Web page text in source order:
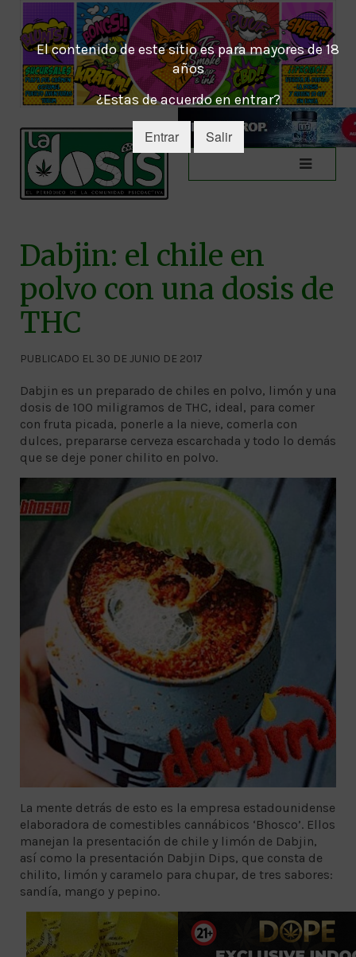
El contenido de este sitio es para mayores de 18
años
¿Estas de acuerdo en entrar?
Entrar Salir
Dabjin: el chile en
polvo con una dosis de
THC
PUBLICADO EL 30 DE JUNIO DE 2017
Dabjin es un preparado de chiles en polvo, limón y una
dosis de 100 miligramos de THC, ideal, para comer
con fruta picada, ponerle a la nieve, comerla con
dulces, prepararse cerveza escarchada y todo lo demás
que se deje poner chilito en polvo.
La mente detrás de esto es la empresa estadounidense
elaboradora de comestibles cannábicos ‘Bhosco’. Ellos
manejan la presentación de chile y limón de Dabjin,
así como la presentación Dabjin Dips, que consta de
chilito, limón y caramelo para chupar, de tres sabores:
sandía, mango y pepino.